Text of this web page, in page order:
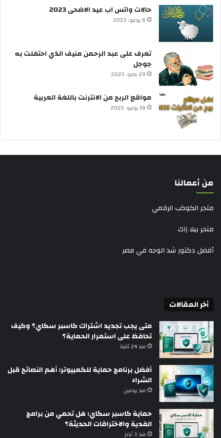
حالات واتس اب عيد الاضحى 2023
6 يونيو، 2023
تعرف على عبد الرحمن منيف الذي احتفلت به
جوجل
29 مايو، 2023
مواقع الربح من الانترنت باللغة العربية
18 يونيو، 2023
من أعمالنا
متجر الكوكب الرقمي
متجر بيلا زاك
أفضل دكتور شد الوجه في مصر
أخر المقالات
متى يجب تجديد اشتراك كاسبر سكاي؟ وكيف
تحافظ على استمرار الحماية؟
منذ 24 ثانية
أفضل برنامج حماية للكمبيوتر: أهم النصائح قبل
الشراء
منذ يومين
حماية كاسبر سكاي: هل تحمي من برامج
الفدية والاختراقات الحديثة؟
منذ 3 أيام